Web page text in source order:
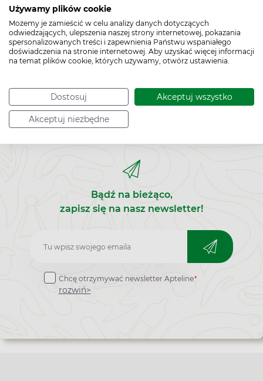
Używamy plików cookie
Możemy je zamieścić w celu analizy danych dotyczących
odwiedzających, ulepszenia naszej strony internetowej, pokazania
spersonalizowanych treści i zapewnienia Państwu wspaniałego
doświadczenia na stronie internetowej. Aby uzyskać więcej informacji
na temat plików cookie, których używamy, otwórz ustawienia.
Dostosuj Akceptuj wszystko
Akceptuj niezbędne
odświeżające, udrażniające, rozrzedzające i ułatwiające
oddychanie. Są alternatywą dla inhalacji parowej albo
aplikowania olejków bezpośrednio na skórę, co jest
zabronione u najmłodszych dzieci. W przeciwieństwie do
żeli dla dzieci, plasterki na brudzą piżamy i dziecięcej
Bądź na bieżąco,
zapisz się na nasz newsletter!
Zapisz
do
newslettera
Chcę otrzymywać newsletter Apteline*
rozwiń>